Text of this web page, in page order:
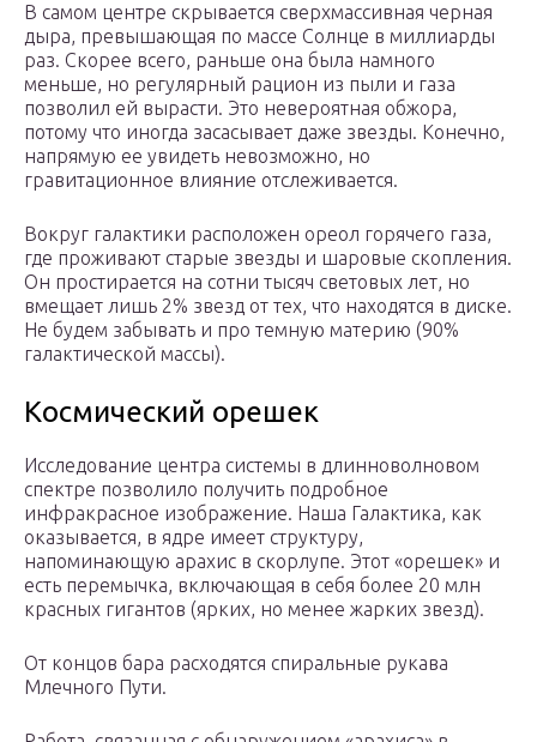
В самом центре скрывается сверхмассивная черная
дыра, превышающая по массе Солнце в миллиарды
раз. Скорее всего, раньше она была намного
меньше, но регулярный рацион из пыли и газа
позволил ей вырасти. Это невероятная обжора,
потому что иногда засасывает даже звезды. Конечно,
напрямую ее увидеть невозможно, но
гравитационное влияние отслеживается.
Вокруг галактики расположен ореол горячего газа,
где проживают старые звезды и шаровые скопления.
Он простирается на сотни тысяч световых лет, но
вмещает лишь 2% звезд от тех, что находятся в диске.
Не будем забывать и про темную материю (90%
галактической массы).
Космический орешек
Исследование центра системы в длинноволновом
спектре позволило получить подробное
инфракрасное изображение. Наша Галактика, как
оказывается, в ядре имеет структуру,
напоминающую арахис в скорлупе. Этот «орешек» и
есть перемычка, включающая в себя более 20 млн
красных гигантов (ярких, но менее жарких звезд).
От концов бара расходятся спиральные рукава
Млечного Пути.